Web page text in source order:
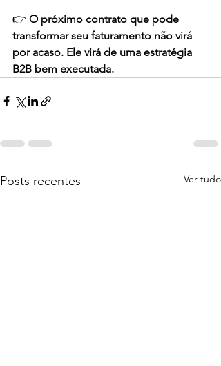
👉 O próximo contrato que pode
transformar seu faturamento não virá
por acaso. Ele virá de uma estratégia
B2B bem executada.
Posts recentes Ver tudo